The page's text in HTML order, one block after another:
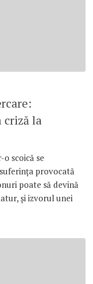
criză la
scoică se
provocată
poate să devină
și izvorul unei